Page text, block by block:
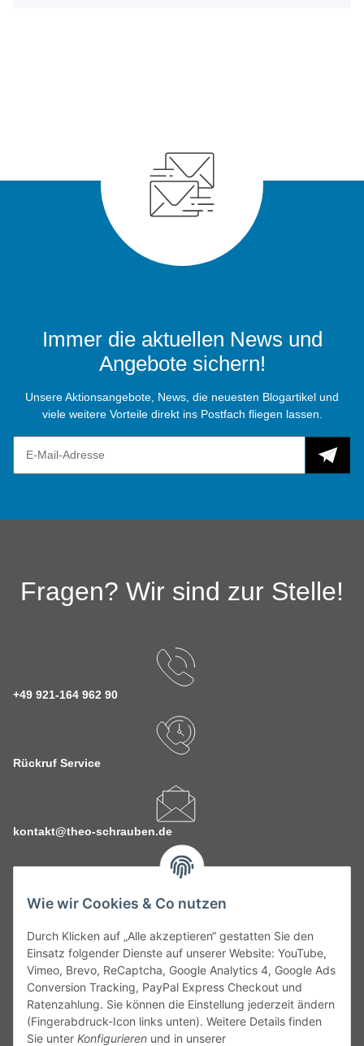
Wie wir Cookies & Co nutzen
Durch Klicken auf „Alle akzeptieren“ gestatten Sie den
Einsatz folgender Dienste auf unserer Website: YouTube,
Vimeo, Brevo, ReCaptcha, Google Analytics 4, Google Ads
Conversion Tracking, PayPal Express Checkout und
Ratenzahlung. Sie können die Einstellung jederzeit ändern
(Fingerabdruck-Icon links unten). Weitere Details finden
Sie unter Konfigurieren und in unserer
Immer die aktuellen News und
Angebote sichern!
Unsere Aktionsangebote, News, die neuesten Blogartikel und
viele weitere Vorteile direkt ins Postfach fliegen lassen.
Fragen? Wir sind zur Stelle!
+49 921-164 962 90
Rückruf Service
kontakt@theo-schrauben.de
Service
Gesetzliche Informationen
Alle technischen Angaben ohne Gewähr. Irrtümer und fehlerhafte